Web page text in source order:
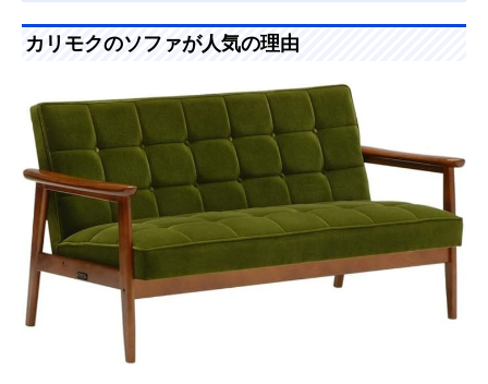
カリモクのソファが人気の理由